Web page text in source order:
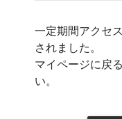
一定期間アクセ
されました。
マイページに戻
い。